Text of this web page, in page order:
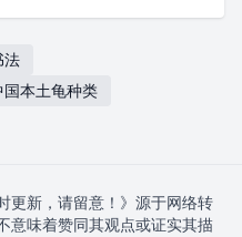
法
国本土龟种类
更新，请留意！》源于网络转
意味着赞同其观点或证实其描